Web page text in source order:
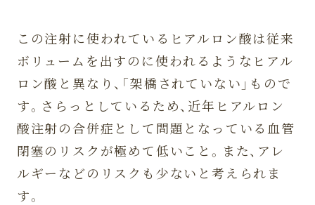
この注射に使われているヒアルロン酸は従来
ボリュームを出すのに使われるようなヒアル
ロン酸と異なり、「架橋されていない」もので
す。さらっとしているため、近年ヒアルロン
酸注射の合併症として問題となっている血管
閉塞のリスクが極めて低いこと。また、アレ
ルギーなどのリスクも少ないと考えられま
す。